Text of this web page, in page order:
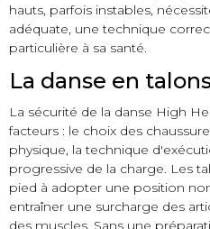
hauts, parfois instables,
adéquate, une technique
particulière à sa santé.
La danse en
La sécurité de la danse High
facteurs : le choix des
physique, la technique
progressive de la charge. Les
pied à adopter une position
entraîner une surcharge des
des muscles. Sans une